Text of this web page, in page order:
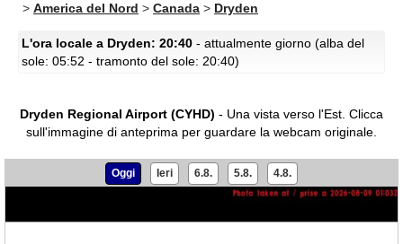
> America del Nord > Canada > Dryden
L'ora locale a Dryden: 20:40 - attualmente giorno (alba del
sole: 05:52 - tramonto del sole: 20:40)
Dryden Regional Airport (CYHD) - Una vista verso l'Est. Clicca
sull'immagine di anteprima per guardare la webcam originale.
Oggi Ieri 6.8. 5.8. 4.8.